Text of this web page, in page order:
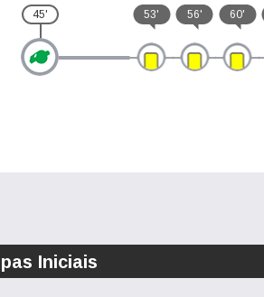
45' 53' 56' 60'
Iniciais